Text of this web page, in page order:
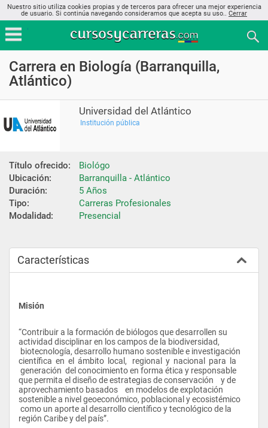
Nuestro sitio utiliza cookies propias y de terceros para ofrecer una mejor experiencia
de usuario. Si continúa navegando consideramos que acepta su uso.. Cerrar
Carrera en Biología (Barranquilla,
Atlántico)
Universidad del Atlántico
Institución pública
Título ofrecido:
Biológo
Ubicación:
Barranquilla - Atlántico
Duración:
5 Años
Tipo:
Carreras Profesionales
Modalidad:
Presencial
Características
Misión
“Contribuir a la formación de biólogos que desarrollen su
actividad disciplinar en los campos de la biodiversidad,
biotecnología, desarrollo humano sostenible e investigación
científica  en  el  ámbito  local,   regional  y  nacional  para  la
generación  del conocimiento en forma ética y responsable
que permita el diseño de estrategias de conservación    y de
aprovechamiento basados    en modelos de explotación
sostenible a nivel geoeconómico, poblacional y ecosistémico
como un aporte al desarrollo científico y tecnológico de la
región Caribe y del país”.